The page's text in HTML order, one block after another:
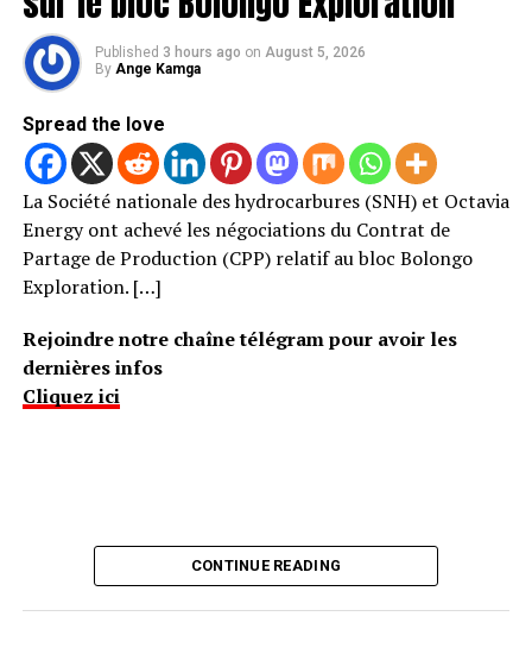
Published 3 hours ago on August 5, 2026
By Ange Kamga
Spread the love
La Société nationale des hydrocarbures (SNH) et Octavia
Energy ont achevé les négociations du Contrat de
Partage de Production (CPP) relatif au bloc Bolongo
Exploration. […]
Rejoindre notre chaîne télégram pour avoir les
dernières infos
Cliquez ici
CONTINUE READING